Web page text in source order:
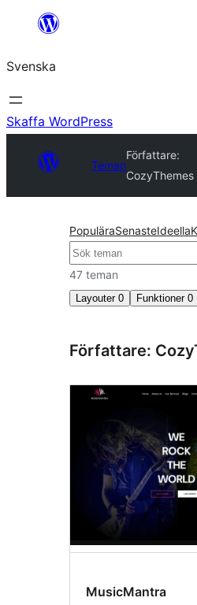
Hoppa
innehåll
Svenska
Skaffa WordPress
Teman
Författare:
CozyThemes
PopuläraSenasteIdeella
Sök
47 teman
Layouter 0 Funktioner 0
Författare:
MusicMantra